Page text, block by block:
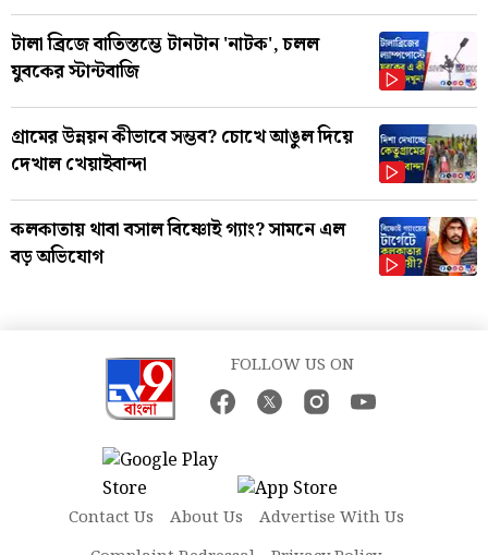
টালা ব্রিজে বাতিস্তম্ভে টানটান 'নাটক', চলল
যুবকের স্টান্টবাজি
গ্রামের উন্নয়ন কীভাবে সম্ভব? চোখে আঙুল দিয়ে
দেখাল খেয়াইবান্দা
কলকাতায় থাবা বসাল বিষ্ণোই গ্যাং? সামনে এল
বড় অভিযোগ
FOLLOW US ON
Contact Us About Us
Advertise With Us